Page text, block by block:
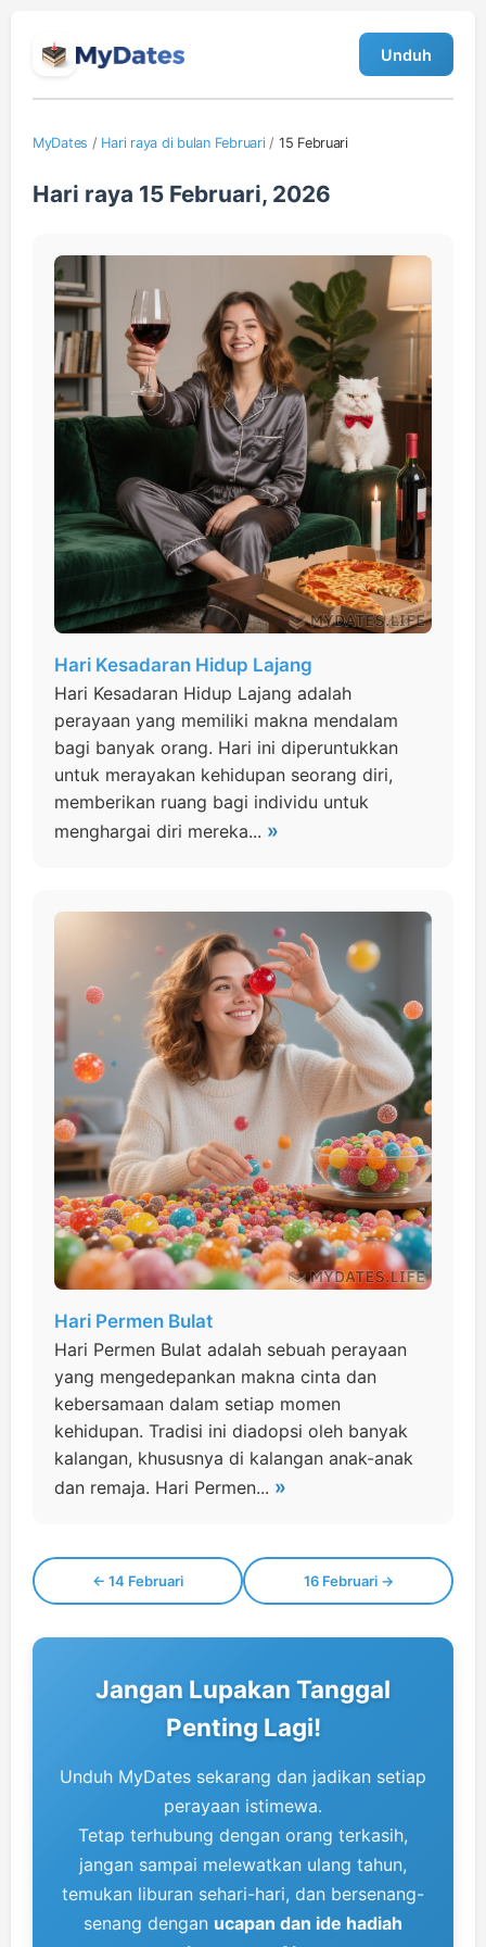
Unduh
MyDates / Hari raya di bulan Februari/ 15 Februari
Hari raya 15 Februari, 2026
Hari Kesadaran Hidup Lajang
Hari Kesadaran Hidup Lajang adalah
perayaan yang memiliki makna mendalam
bagi banyak orang. Hari ini diperuntukkan
untuk merayakan kehidupan seorang diri,
memberikan ruang bagi individu untuk
menghargai diri mereka... »
Hari Permen Bulat
Hari Permen Bulat adalah sebuah perayaan
yang mengedepankan makna cinta dan
kebersamaan dalam setiap momen
kehidupan. Tradisi ini diadopsi oleh banyak
kalangan, khususnya di kalangan anak-anak
dan remaja. Hari Permen... »
← 14 Februari 16 Februari →
Jangan Lupakan Tanggal
Penting Lagi!
Unduh MyDates sekarang dan jadikan setiap
perayaan istimewa.
Tetap terhubung dengan orang terkasih,
jangan sampai melewatkan ulang tahun,
temukan liburan sehari-hari, dan bersenang-
senang dengan ucapan dan ide hadiah